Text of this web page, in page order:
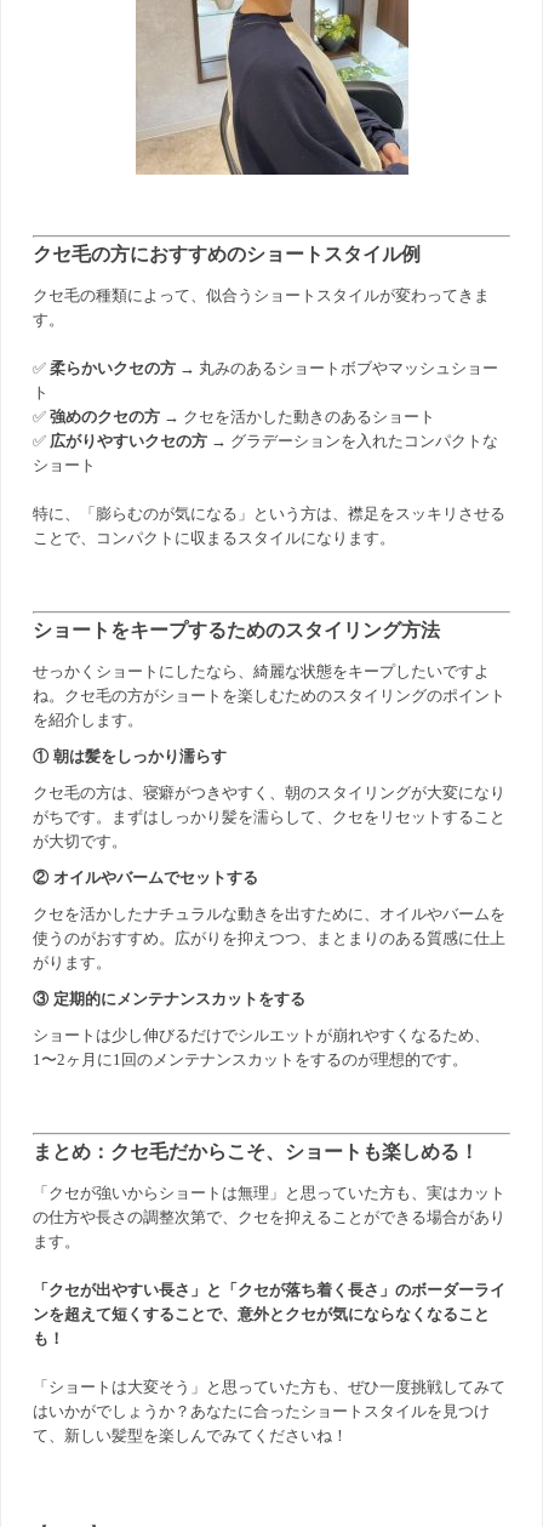
クセ毛の方におすすめのショートスタイル例
クセ毛の種類によって、似合うショートスタイルが変わってきま
す。
✅柔らかいクセの方 → 丸みのあるショートボブやマッシュショー
ト
✅強めのクセの方 → クセを活かした動きのあるショート
✅ 広がりやすいクセの方 → グラデーションを入れたコンパクトな
ショート
特に、「膨らむのが気になる」という方は、襟足をスッキリさせる
ことで、コンパクトに収まるスタイルになります。
ショートをキープするためのスタイリング方法
せっかくショートにしたなら、綺麗な状態をキープしたいですよ
ね。クセ毛の方がショートを楽しむためのスタイリングのポイント
を紹介します。
① 朝は髪をしっかり濡らす
クセ毛の方は、寝癖がつきやすく、朝のスタイリングが大変になり
がちです。まずはしっかり髪を濡らして、クセをリセットすること
が大切です。
② オイルやバームでセットする
クセを活かしたナチュラルな動きを出すために、オイルやバームを
使うのがおすすめ。広がりを抑えつつ、まとまりのある質感に仕上
がります。
③ 定期的にメンテナンスカットをする
ショートは少し伸びるだけでシルエットが崩れやすくなるため、
1〜2ヶ月に1回のメンテナンスカットをするのが理想的です。
まとめ：クセ毛だからこそ、ショートも楽しめる！
「クセが強いからショートは無理」と思っていた方も、実はカット
の仕方や長さの調整次第で、クセを抑えることができる場合があり
ます。
「クセが出やすい長さ」と「クセが落ち着く長さ」のボーダーライ
ンを超えて短くすることで、意外とクセが気にならなくなること
も！
「ショートは大変そう」と思っていた方も、ぜひ一度挑戦してみて
はいかがでしょうか？あなたに合ったショートスタイルを見つけ
て、新しい髪型を楽しんでみてくださいね！